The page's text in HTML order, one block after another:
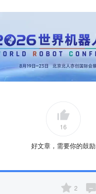
16
好文章，需要你的鼓励
2